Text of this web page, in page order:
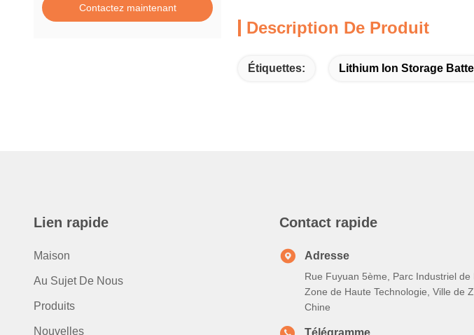
Contactez maintenant
Description De Produit
Étiquettes: Lithium Ion Storage
Lien rapide
Maison
Au Sujet De Nous
Produits
Nouvelles
Contact rapide
Adresse
Rue Fuyuan 5ème, Parc Industriel de
Zone de Haute Technologie, Ville de
Chine
Télégramme